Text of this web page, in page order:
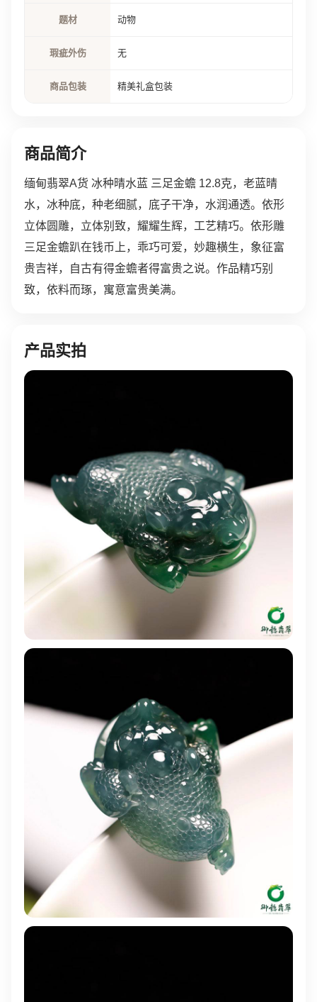
题材 动物
瑕疵外伤 无
商品包装 精美礼盒包装
商品简介
缅甸翡翠A货 冰种晴水蓝 三足金蟾 12.8克，老蓝晴
水，冰种底，种老细腻，底子干净，水润通透。依形
立体圆雕，立体别致，耀耀生辉，工艺精巧。依形雕
三足金蟾趴在钱币上，乖巧可爱，妙趣横生，象征富
贵吉祥，自古有得金蟾者得富贵之说。作品精巧别
致，依料而琢，寓意富贵美满。
产品实拍